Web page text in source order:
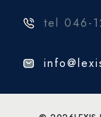
tel 046-